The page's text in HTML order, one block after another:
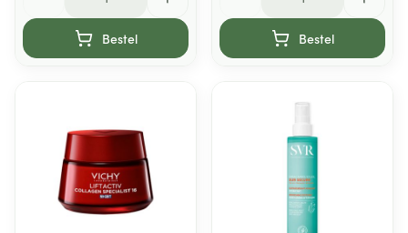
Bestel Bestel